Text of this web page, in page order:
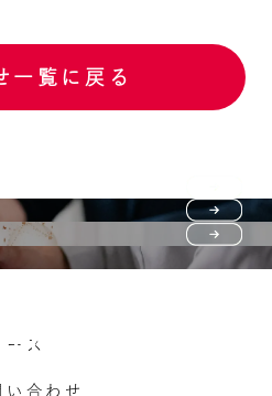
一覧に戻る
ース
い合わせ